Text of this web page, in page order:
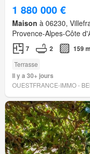
1 880 000 €
Maison à 06230,
Provence-Alpes-Côte
7 2 159
Terrasse
Il y a 30+ jours
OUESTFRANCE-IMMO -